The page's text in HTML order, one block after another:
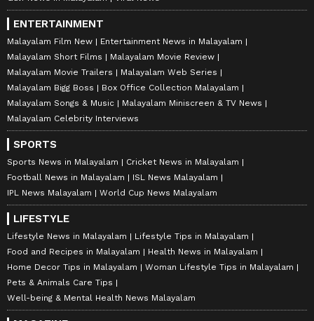
ENTERTAINMENT
Malayalam Film New
Entertainment News in Malayalam
Malayalam Short Films
Malayalam Movie Review
Malayalam Movie Trailers
Malayalam Web Series
Malayalam Bigg Boss
Box Office Collection Malayalam
Malayalam Songs & Music
Malayalam Miniscreen & TV News
Malayalam Celebrity Interviews
SPORTS
Sports News in Malayalam
Cricket News in Malayalam
Football News in Malayalam
ISL News Malayalam
IPL News Malayalam
World Cup News Malayalam
LIFESTYLE
Lifestyle News in Malayalam
Lifestyle Tips in Malayalam
Food and Recipes in Malayalam
Health News in Malayalam
Home Decor Tips in Malayalam
Woman Lifestyle Tips in Malayalam
Pets & Animals Care Tips
Well-being & Mental Health News Malayalam